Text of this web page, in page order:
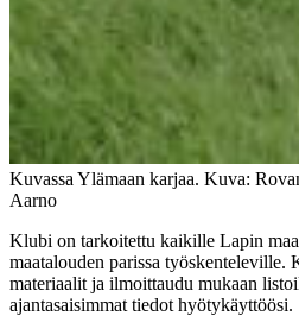
Kuvassa Ylämaan karjaa. Kuva:
Aarno
Klubi on tarkoitettu kaikille Lapin
maatalouden parissa työskenteleville.
materiaalit ja ilmoittaudu mukaan
ajantasaisimmat tiedot hyötykäyttöösi.